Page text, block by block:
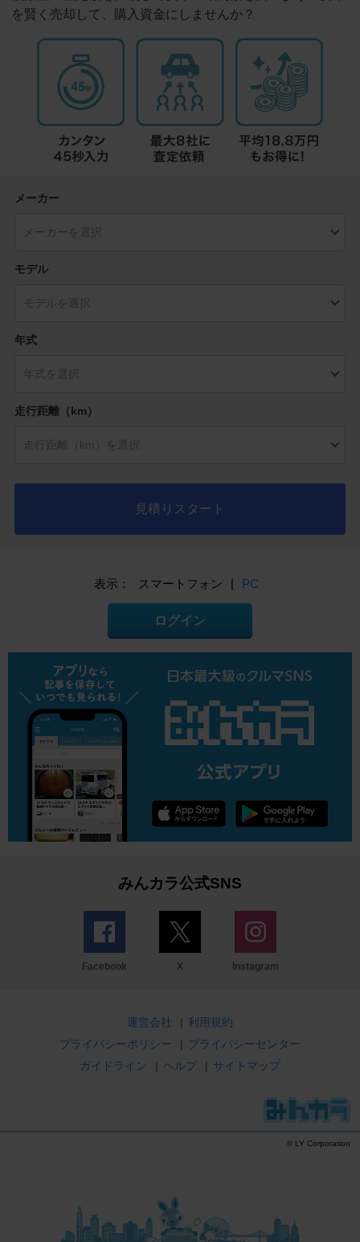
を賢く売却して、購入資金にしませんか？
メーカー
モデル
年式
走行距離（km）
見積りスタート
表示： スマートフォン | PC
ログイン
みんカラ公式SNS
Facebook X Instagram
運営会社 | 利用規約
プライバシーポリシー
| プライバシーセンター
ガイドライン
| ヘルプ | サイトマップ
© LY Corporation